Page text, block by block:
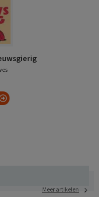
Meer artikelen